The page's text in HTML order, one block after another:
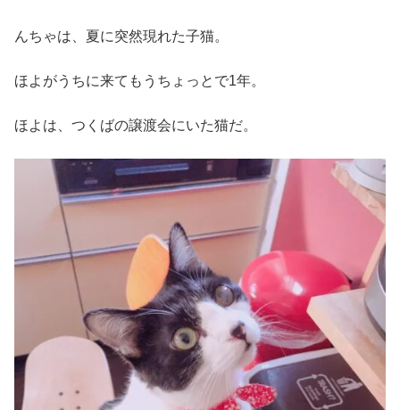
んちゃは、夏に突然現れた子猫。
ほよがうちに来てもうちょっとで1年。
ほよは、つくばの譲渡会にいた猫だ。